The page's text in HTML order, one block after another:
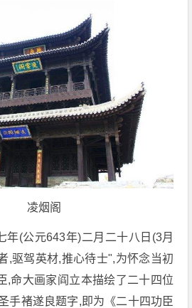
凌烟阁
(公元643年)二月二十八日(3月
,驱驾英材,推心待士",为怀念当初
,命大画家阎立本描绘了二十四位
手褚遂良题字,即为《二十四功臣